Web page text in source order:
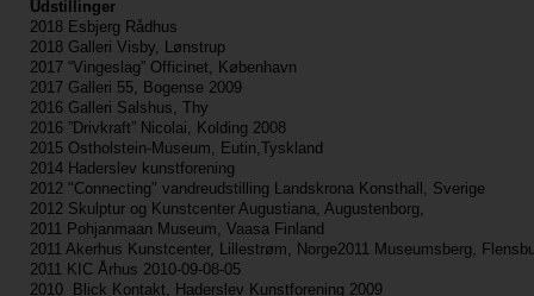
Udstillinger
2018 Esbjerg Rådhus
2018 Galleri Visby, Lønstrup
2017 “Vingeslag” Officinet, København
2017 Galleri 55, Bogense 2009
2016 Galleri Salshus, Thy
2016 ”Drivkraft” Nicolai, Kolding 2008
2015 Ostholstein-Museum, Eutin,Tyskland
2014 Haderslev kunstforening
2012 "Connecting" vandreudstilling Landskrona Konsthall, Sverige
2012 Skulptur og Kunstcenter Augustiana, Augustenborg,
2011 Pohjanmaan Museum, Vaasa Finland
2011 Akerhus Kunstcenter, Lillestrøm, Norge2011 Museumsberg,
2011 KIC Århus 2010-09-08-05
2010 Blick Kontakt, Haderslev Kunstforening 2009